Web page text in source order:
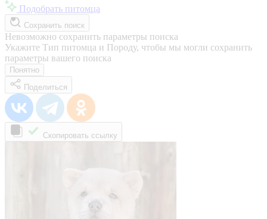
Подобрать питомца
Сохранить поиск
Невозможно сохранить параметры поиска
Укажите Тип питомца и Породу, чтобы мы могли сохранить
параметры вашего поиска
Понятно
Поделиться
Скопировать ссылку